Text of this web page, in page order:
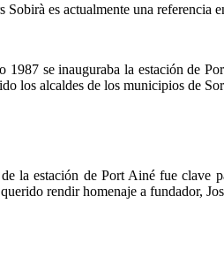
Sobirà es actualmente una referencia
1987 se inauguraba la estación de
los alcaldes de los municipios de
la estación de Port Ainé fue clave
rendir homenaje a fundador,